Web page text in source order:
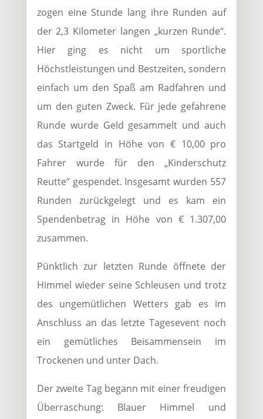
zogen eine Stunde lang ihre Runden auf
der 2,3 Kilometer langen „kurzen Runde“.
Hier ging es nicht um sportliche
Höchstleistungen und Bestzeiten, sondern
einfach um den Spaß am Radfahren und
um den guten Zweck. Für jede gefahrene
Runde wurde Geld gesammelt und auch
das Startgeld in Höhe von € 10,00 pro
Fahrer wurde für den „Kinderschutz
Reutte“ gespendet. Insgesamt wurden 557
Runden zurückgelegt und es kam ein
Spendenbetrag in Höhe von € 1.307,00
zusammen.
Pünktlich zur letzten Runde öffnete der
Himmel wieder seine Schleusen und trotz
des ungemütlichen Wetters gab es im
Anschluss an das letzte Tagesevent noch
ein gemütliches Beisammensein im
Trockenen und unter Dach.
Der zweite Tag begann mit einer freudigen
Überraschung: Blauer Himmel und